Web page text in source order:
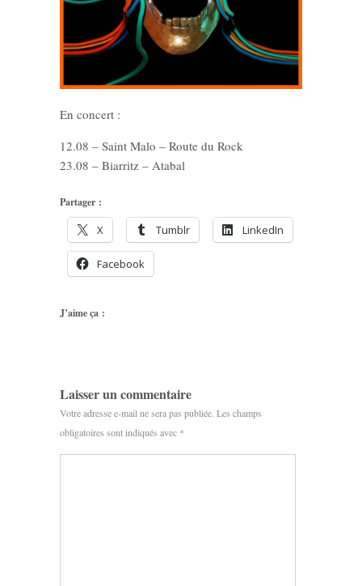
En concert :
12.08 – Saint Malo – Route du Rock
23.08 – Biarritz – Atabal
Partager :
X Tumblr LinkedIn
Facebook
J’aime ça :
Laisser un commentaire
Votre adresse e-mail ne sera pas publiée. Les champs
obligatoires sont indiqués avec *